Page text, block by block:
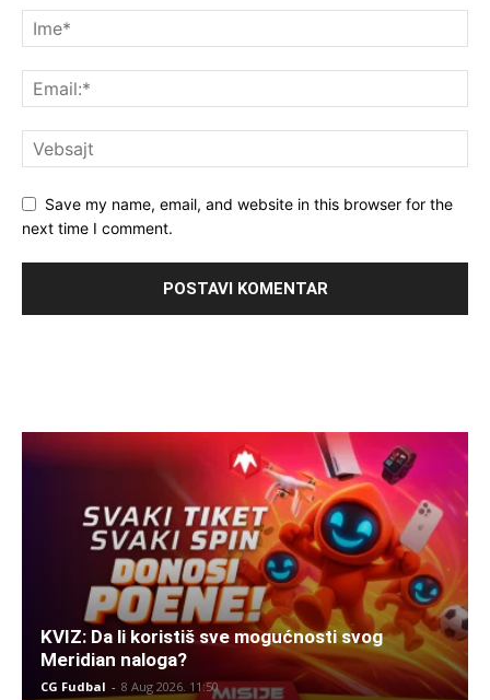
Save my name, email, and website in this browser for the
next time I comment.
KVIZ: Da li koristiš sve mogućnosti svog
Meridian naloga?
CG Fudbal - 8 Aug 2026. 11:50